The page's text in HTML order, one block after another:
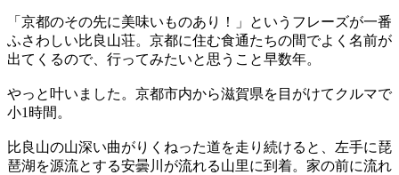
「京都のその先に美味いものあり！」というフレーズが一番
ふさわしい比良山荘。京都に住む食通たちの間でよく名前が
出てくるので、行ってみたいと思うこと早数年。
やっと叶いました。京都市内から滋賀県を目がけてクルマで
小1時間。
比良山の山深い曲がりくねった道を走り続けると、左手に琵
琶湖を源流とする安曇川が流れる山里に到着。家の前に流れ